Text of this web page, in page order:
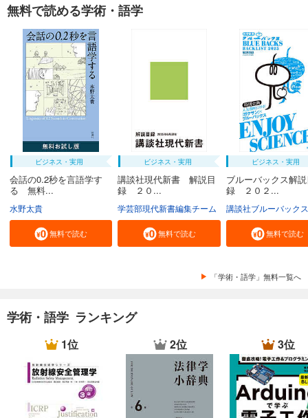
無料で読める学術・語学
ビジネス・実用
会話の0.2秒を言語学す
る 無料...
水野太貴
無料で読む
ビジネス・実用
講談社現代新書 解説目
録 ２０...
学芸部現代新書編集チーム
無料で読む
ビジネス・実用
ブルーバックス解
録 ２０２...
講談社ブルーバックス
無料で読む
「学術・語学」無料一覧へ
学術・語学 ランキング
1位 2位 3位